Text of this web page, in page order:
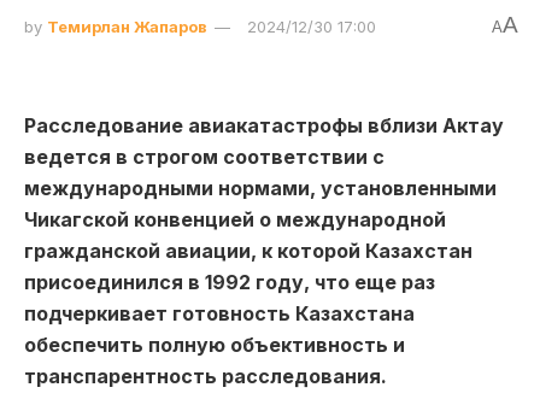
by Темирлан Жапаров 2024/12/30 17:00 AA
Расследование авиакатастрофы вблизи Актау
ведется в строгом соответствии с
международными нормами, установленными
Чикагской конвенцией о международной
гражданской авиации, к которой Казахстан
присоединился в 1992 году, что еще раз
подчеркивает готовность Казахстана
обеспечить полную объективность и
транспарентность расследования.